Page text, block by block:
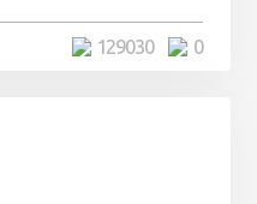
0
129030